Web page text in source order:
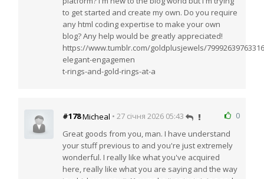
to get started and create my own. Do you require
any html coding expertise to make your own
blog? Any help would be greatly appreciated!
https://www.tumblr.com/goldplusjewels/
elegant-engagemen
t-rings-and-gold-rings-at-a
0
#178Micheal • 27 січня 2026 05:43
Great goods from you, man. I have understand
your stuff previous to and you're just extremely
wonderful. I really like what you've acquired
here, really like what you are saying and the way